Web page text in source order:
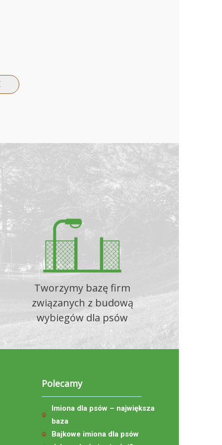
Tworzymy bazę firm
związanych z budową
wybiegów dla psów
Polecamy
Imiona dla psów – największa
baza
Bajkowe imiona dla psów